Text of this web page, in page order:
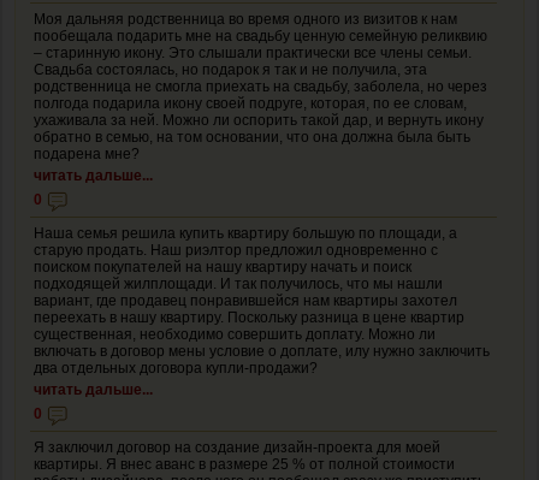
Моя дальняя родственница во время одного из визитов к нам
пообещала подарить мне на свадьбу ценную семейную реликвию
– старинную икону. Это слышали практически все члены семьи.
Свадьба состоялась, но подарок я так и не получила, эта
родственница не смогла приехать на свадьбу, заболела, но через
полгода подарила икону своей подруге, которая, по ее словам,
ухаживала за ней. Можно ли оспорить такой дар, и вернуть икону
обратно в семью, на том основании, что она должна была быть
подарена мне?
читать дальше...
0
Наша семья решила купить квартиру большую по площади, а
старую продать. Наш риэлтор предложил одновременно с
поиском покупателей на нашу квартиру начать и поиск
подходящей жилплощади. И так получилось, что мы нашли
вариант, где продавец понравившейся нам квартиры захотел
переехать в нашу квартиру. Поскольку разница в цене квартир
существенная, необходимо совершить доплату. Можно ли
включать в договор мены условие о доплате, илу нужно заключить
два отдельных договора купли-продажи?
читать дальше...
0
Я заключил договор на создание дизайн-проекта для моей
квартиры. Я внес аванс в размере 25 % от полной стоимости